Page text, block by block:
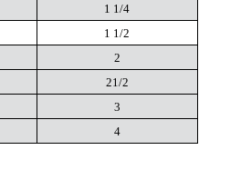
1 1/4
1 1/2
2
21/2
3
4